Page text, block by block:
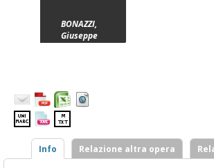
BONAZZI,
Giuseppe
Info Relazione altra opera